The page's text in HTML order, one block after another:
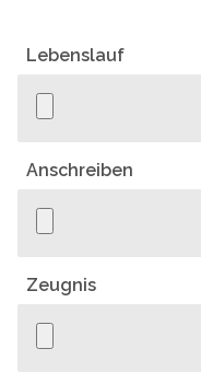
Lebenslauf
Anschreiben
Zeugnis